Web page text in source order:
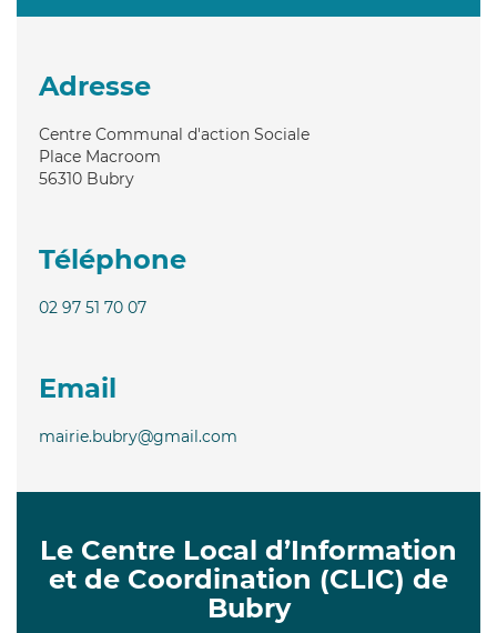
Adresse
Centre Communal d'action Sociale
Place Macroom
56310 Bubry
Téléphone
02 97 51 70 07
Email
mairie.bubry@gmail.com
Le Centre Local d’Information
et de Coordination (CLIC) de
Bubry